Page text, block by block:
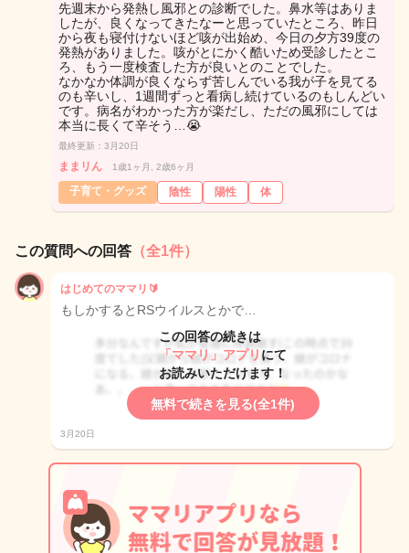
先週末から発熱し風邪との診断でした。鼻水等はありま
したが、良くなってきたなーと思っていたところ、昨日
から夜も寝付けないほど咳が出始め、今日の夕方39度の
発熱がありました。咳がとにかく酷いため受診したとこ
ろ、もう一度検査した方が良いとのことでした。
なかなか体調が良くならず苦しんでいる我が子を見てる
のも辛いし、1週間ずっと看病し続けているのもしんどい
です。病名がわかった方が楽だし、ただの風邪にしては
本当に長くて辛そう…😭
最終更新：3月20日
ままリん 1歳1ヶ月, 2歳6ヶ月
子育て・グッズ 陰性 陽性 体
この質問への回答 （全1件）
はじめてのママリ🔰
もしかするとRSウイルスとかで…
この回答の続きは
「ママリ」アプリ にて
お読みいただけます！
無料で続きを見る(全1件)
3月20日